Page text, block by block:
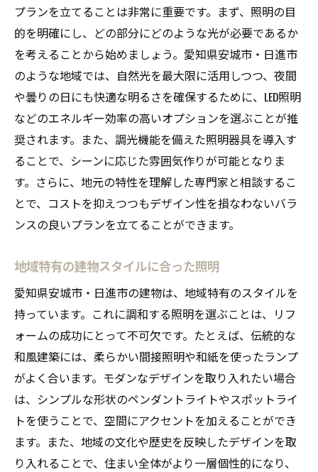
多様な機能を持つ照明による生活の質向上
未来を見据えた持続可能な照明プラン
プランを立てることは非常に重要です。まず、照明の目
的を明確にし、どの部分にどのような光が必要であるか
を考えることから始めましょう。愛知県安城市・日進市
のような地域では、自然光を最大限に活用しつつ、夜間
や曇りの日にも快適な明るさを確保するために、LED照明
などのエネルギー効率の高いオプションを選ぶことが推
奨されます。また、調光機能を備えた照明器具を導入す
ることで、シーンに応じた雰囲気作りが可能となりま
す。さらに、地元の特性を理解した専門家と相談するこ
とで、コストを抑えつつもデザイン性を損なわないバラ
ンスの良いプランを立てることができます。
地域特有の建物スタイルに合った照明
愛知県安城市・日進市の建物は、地域特有のスタイルを
持っています。これに調和する照明を選ぶことは、リフ
ォームの成功にとって不可欠です。たとえば、伝統的な
和風建築には、柔らかい間接照明や和紙を使ったランプ
がよく合います。モダンなデザインを取り入れたい場合
は、シンプルな形状のペンダントライトやスポットライ
トを使うことで、空間にアクセントを加えることができ
ます。また、地域の文化や歴史を反映したデザインを取
り入れることで、住まい全体がより一層個性的になり、